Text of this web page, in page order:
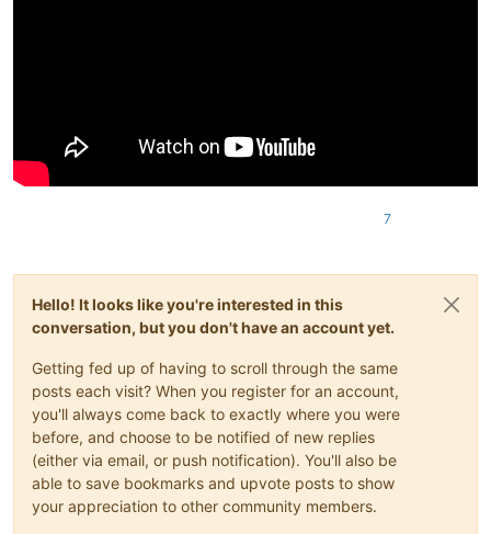
7
Hello! It looks like you're interested in this
conversation, but you don't have an account yet.
Getting fed up of having to scroll through the same
posts each visit? When you register for an account,
you'll always come back to exactly where you were
before, and choose to be notified of new replies
(either via email, or push notification). You'll also be
able to save bookmarks and upvote posts to show
your appreciation to other community members.